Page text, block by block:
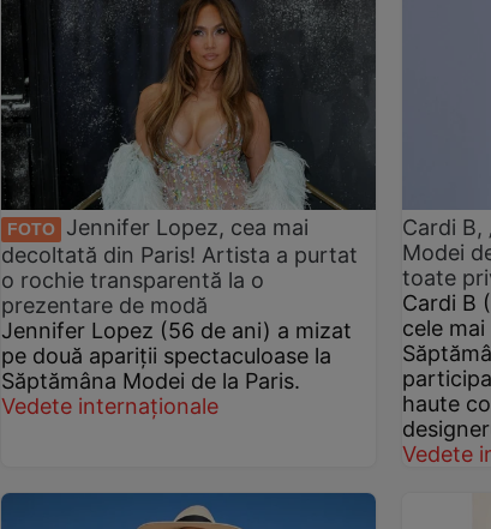
FOTO
Jennifer Lopez, cea mai
decoltată din Paris! Artista a purtat
o rochie transparentă la o
prezentare de modă
Jennifer Lopez (56 de ani) a mizat
pe două apariții spectaculoase la
Săptămâna Modei de la Paris.
Vedete internaționale
Cardi B,
Modei
toate
Cardi B
cele
haute
Vedete